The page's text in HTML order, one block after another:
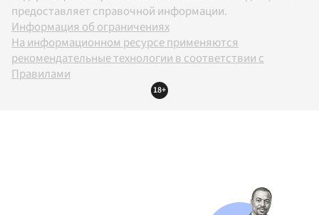
предоставляет справочной информации.
Информация об ограничениях
На информационном ресурсе применяются
рекомендательные технологии в соответствии с
Правилами
18+